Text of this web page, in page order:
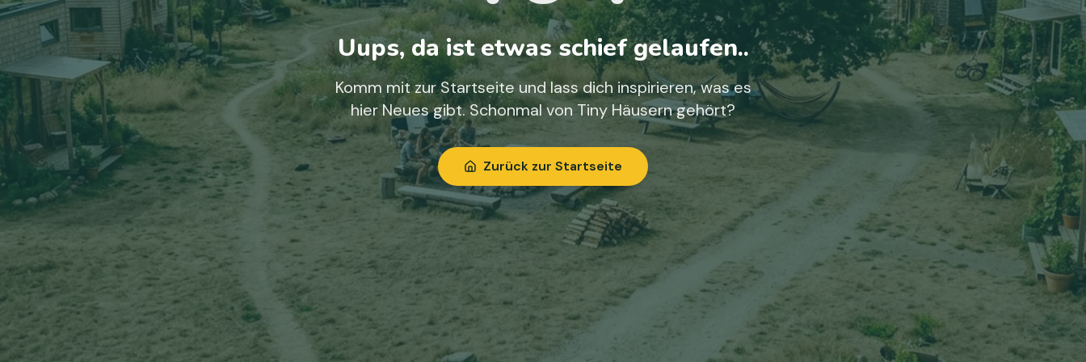
Uups, da ist etwas schief gelaufen..
Komm mit zur Startseite und lass dich inspirieren, was es
hier Neues gibt. Schonmal von Tiny Häusern gehört?
Zurück zur Startseite